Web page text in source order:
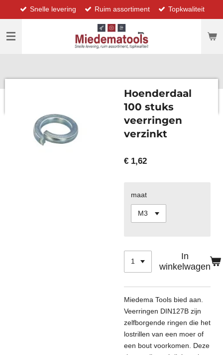
direct
naar
hoofdinhoud
Snelle levering Ruim assortiment Topkwaliteit
Hoenderdaal
100 stuks
veerringen
verzinkt
€ 1,62
maat
In
winkelwagen
Miedema Tools bied aan.
Veerringen DIN127B zijn
zelfborgende ringen die het
lostrillen van een moer of
een bout voorkomen. Deze